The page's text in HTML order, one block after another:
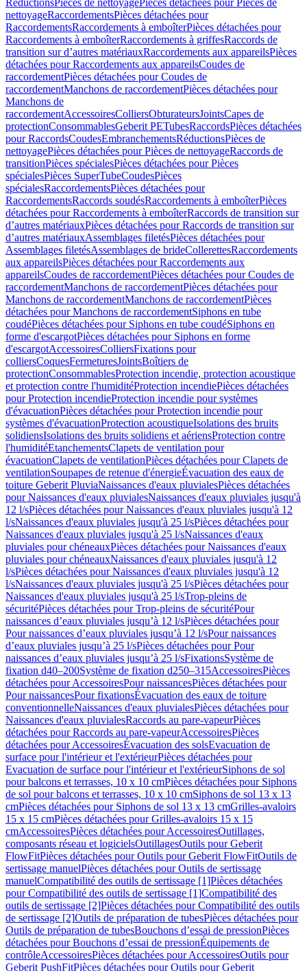
RéductionsPièces de nettoyagePièces détachées pour Pièces de
nettoyageRaccordementsPièces détachées pour
RaccordementsRaccordements à emboîterPièces détachées pour
Raccordements à emboîterRaccordements à griffesRaccords de
transition sur d’autres matériauxRaccordements aux appareilsPièces
détachées pour Raccordements aux appareilsCoudes de
raccordementPièces détachées pour Coudes de
raccordementManchons de raccordementPièces détachées pour
Manchons de
raccordementAccessoiresColliersObturateursJointsCapes de
protectionConsommablesGeberit PETubesRaccordsPièces détachées
pour RaccordsCoudesEmbranchementsRéductionsPièces de
nettoyagePièces détachées pour Pièces de nettoyageRaccords de
transitionPièces spécialesPièces détachées pour Pièces
spécialesPièces SuperTubeCoudesPièces
spécialesRaccordementsPièces détachées pour
RaccordementsRaccords soudésRaccordements à emboîterPièces
détachées pour Raccordements à emboîterRaccords de transition sur
d’autres matériauxPièces détachées pour Raccords de transition sur
d’autres matériauxAssemblages filetésPièces détachées pour
Assemblages filetésAssemblages de brideCollerettesRaccordements
aux appareilsPièces détachées pour Raccordements aux
appareilsCoudes de raccordementPièces détachées pour Coudes de
raccordementManchons de raccordementPièces détachées pour
Manchons de raccordementManchons de raccordementPièces
détachées pour Manchons de raccordementSiphons en tube
coudéPièces détachées pour Siphons en tube coudéSiphons en
forme d'escargotPièces détachées pour Siphons en forme
d'escargotAccessoiresColliersFixations pour
colliersCoquesFermeturesJointsBoîtiers de
protectionConsommablesProtection incendie, protection acoustique
et protection contre l'humiditéProtection incendiePièces détachées
pour Protection incendieProtection incendie pour systèmes
d'évacuationPièces détachées pour Protection incendie pour
systèmes d'évacuationProtection acoustiqueIsolations des bruits
solidiensIsolations des bruits solidiens et aériensProtection contre
l'humiditéEtanchementsClapets de ventilation pour
évacuationClapets de ventilationPièces détachées pour Clapets de
ventilationSoupapes de retenue d'énergieÉvacuation des eaux de
toiture Geberit PluviaNaissances d'eaux pluvialesPièces détachées
pour Naissances d'eaux pluvialesNaissances d'eaux pluviales jusqu'à
12 l/sPièces détachées pour Naissances d'eaux pluviales jusqu'à 12
l/sNaissances d'eaux pluviales jusqu'à 25 l/sPièces détachées pour
Naissances d'eaux pluviales jusqu'à 25 l/sNaissances d'eaux
pluviales pour chéneauxPièces détachées pour Naissances d'eaux
pluviales pour chéneauxNaissances d'eaux pluviales jusqu'à 12
l/sPièces détachées pour Naissances d'eaux pluviales jusqu'à 12
l/sNaissances d'eaux pluviales jusqu'à 25 l/sPièces détachées pour
Naissances d'eaux pluviales jusqu'à 25 l/sTrop-pleins de
sécuritéPièces détachées pour Trop-pleins de sécuritéPour
naissances d’eaux pluviales jusqu’à 12 l/sPièces détachées pour
Pour naissances d’eaux pluviales jusqu’à 12 l/sPour naissances
d’eaux pluviales jusqu’à 25 l/sPièces détachées pour Pour
naissances d’eaux pluviales jusqu’à 25 l/sFixationsSystème de
fixation d40–200Système de fixation d250–315AccessoiresPièces
détachées pour AccessoiresPour naissancesPièces détachées pour
Pour naissancesPour fixationsÉvacuation des eaux de toiture
conventionnelleNaissances d'eaux pluvialesPièces détachées pour
Naissances d'eaux pluvialesRaccords au pare-vapeurPièces
détachées pour Raccords au pare-vapeurAccessoiresPièces
détachées pour AccessoiresÉvacuation des solsEvacuation de
surface pour l'intérieur et l'extérieurPièces détachées pour
Evacuation de surface pour l'intérieur et l'extérieurSiphons de sol
pour balcons et terrasses, 10 x 10 cmPièces détachées pour Siphons
de sol pour balcons et terrasses, 10 x 10 cmSiphons de sol 13 x 13
cmPièces détachées pour Siphons de sol 13 x 13 cmGrilles-avaloirs
15 x 15 cmPièces détachées pour Grilles-avaloirs 15 x 15
cmAccessoiresPièces détachées pour AccessoiresOutillages,
composants réseau et logicielsOutillagesOutils pour Geberit
FlowFitPièces détachées pour Outils pour Geberit FlowFitOutils de
sertissage manuelPièces détachées pour Outils de sertissage
manuelCompatibilité des outils de sertissage [1]Pièces détachées
pour Compatibilité des outils de sertissage [1]Compatibilité des
outils de sertissage [2]Pièces détachées pour Compatibilité des outils
de sertissage [2]Outils de préparation de tubesPièces détachées pour
Outils de préparation de tubesBouchons d’essai de pressionPièces
détachées pour Bouchons d’essai de pressionÉquipements de
contrôleAccessoiresPièces détachées pour AccessoiresOutils pour
Geberit PushFitPièces détachées pour Outils pour Geberit